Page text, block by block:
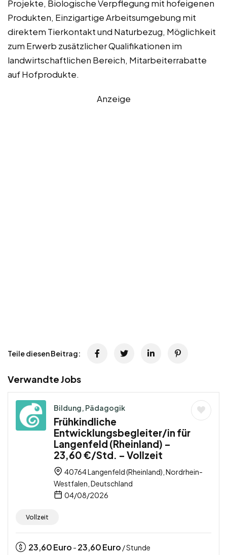
Projekte, Biologische Verpflegung mit hofeigenen
Produkten, Einzigartige Arbeitsumgebung mit
direktem Tierkontakt und Naturbezug, Möglichkeit
zum Erwerb zusätzlicher Qualifikationen im
landwirtschaftlichen Bereich, Mitarbeiterrabatte
auf Hofprodukte.
Anzeige
Teile diesen Beitrag:
Verwandte Jobs
Bildung, Pädagogik
Frühkindliche
Entwicklungsbegleiter/in für
Langenfeld (Rheinland) –
23,60 €/Std. – Vollzeit
40764 Langenfeld (Rheinland), Nordrhein-
Westfalen, Deutschland
04/08/2026
Vollzeit
23,60Euro - 23,60Euro / Stunde